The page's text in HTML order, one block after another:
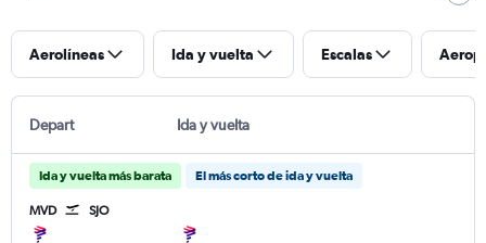
Aerolíneas Ida y vuelta Escalas
Depart Ida y vuelta
Ida y vuelta más barata El más corto de ida y vuelta
MVD SJO